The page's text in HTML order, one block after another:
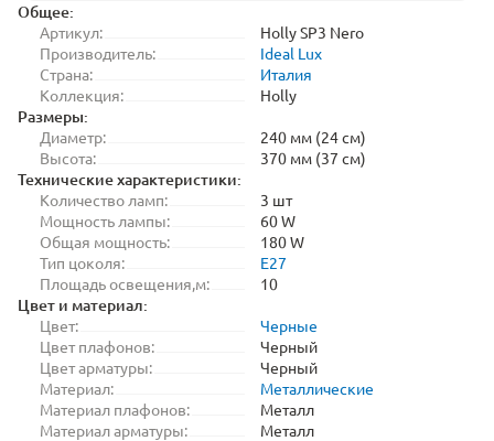
Общее:
Артикул:
Holly SP3 Nero
Производитель:
Ideal Lux
Страна:
Италия
Коллекция:
Holly
Размеры:
Диаметр:
240 мм (24 см)
Высота:
370 мм (37 см)
Технические характеристики:
Количество ламп:
3 шт
Мощность лампы:
60 W
Общая мощность:
180 W
Тип цоколя:
E27
Площадь освещения,м:
10
Цвет и материал:
Цвет:
Черные
Цвет плафонов:
Черный
Цвет арматуры:
Черный
Материал:
Металлические
Материал плафонов:
Металл
Материал арматуры:
Металл